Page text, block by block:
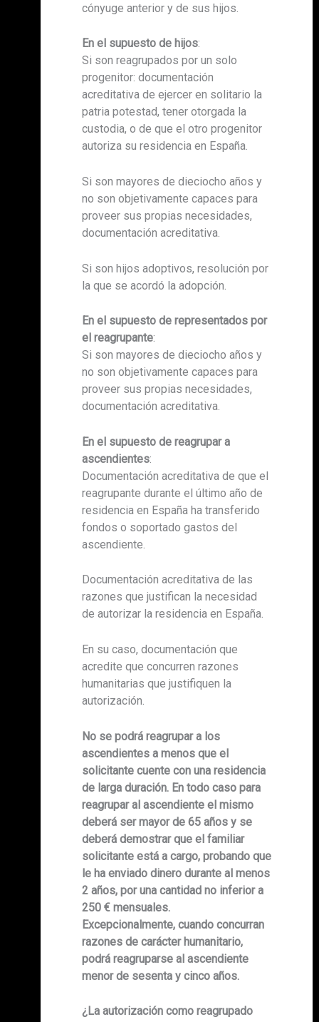
cónyuge anterior y de sus hijos.
En el supuesto de hijos:
Si son reagrupados por un solo
progenitor: documentación
acreditativa de ejercer en solitario la
patria potestad, tener otorgada la
custodia, o de que el otro progenitor
autoriza su residencia en España.
Si son mayores de dieciocho años y
no son objetivamente capaces para
proveer sus propias necesidades,
documentación acreditativa.
Si son hijos adoptivos, resolución por
la que se acordó la adopción.
En el supuesto de representados por
el reagrupante:
Si son mayores de dieciocho años y
no son objetivamente capaces para
proveer sus propias necesidades,
documentación acreditativa.
En el supuesto de reagrupar a
ascendientes:
Documentación acreditativa de que el
reagrupante durante el último año de
residencia en España ha transferido
fondos o soportado gastos del
ascendiente.
Documentación acreditativa de las
razones que justifican la necesidad
de autorizar la residencia en España.
En su caso, documentación que
acredite que concurren razones
humanitarias que justifiquen la
autorización.
No se podrá reagrupar a los
ascendientes a menos que el
solicitante cuente con una residencia
de larga duración. En todo caso para
reagrupar al ascendiente el mismo
deberá ser mayor de 65 años y se
deberá demostrar que el familiar
solicitante está a cargo, probando que
le ha enviado dinero durante al menos
2 años, por una cantidad no inferior a
250 € mensuales.
Excepcionalmente, cuando concurran
razones de carácter humanitario,
podrá reagruparse al ascendiente
menor de sesenta y cinco años.
¿La autorización como reagrupado